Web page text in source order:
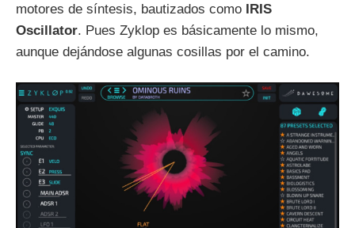
motores de síntesis, bautizados como IRIS
Oscillator. Pues Zyklop es básicamente lo mismo,
aunque dejándose algunas cosillas por el camino.